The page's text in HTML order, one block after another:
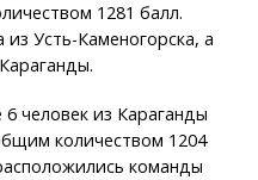
1281 балл.
Усть-Каменогорска, а
человек из Караганды
количеством 1204
команды